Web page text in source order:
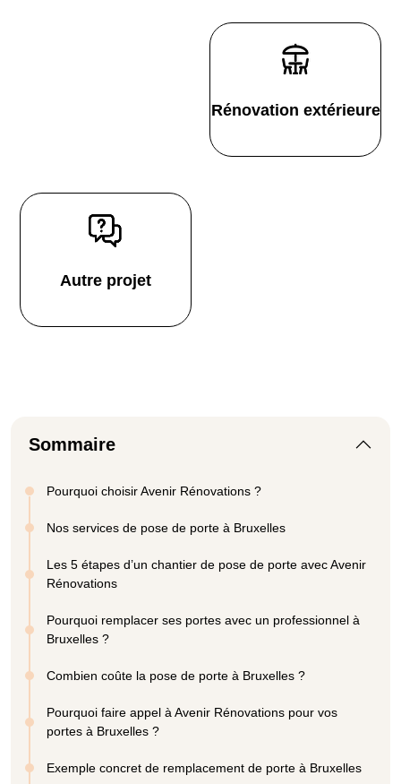
Rénovation extérieure
Autre projet
Sommaire
Pourquoi choisir Avenir Rénovations ?
Nos services de pose de porte à Bruxelles
Les 5 étapes d’un chantier de pose de porte avec Avenir
Rénovations
Pourquoi remplacer ses portes avec un professionnel à
Bruxelles ?
Combien coûte la pose de porte à Bruxelles ?
Pourquoi faire appel à Avenir Rénovations pour vos
portes à Bruxelles ?
Exemple concret de remplacement de porte à Bruxelles